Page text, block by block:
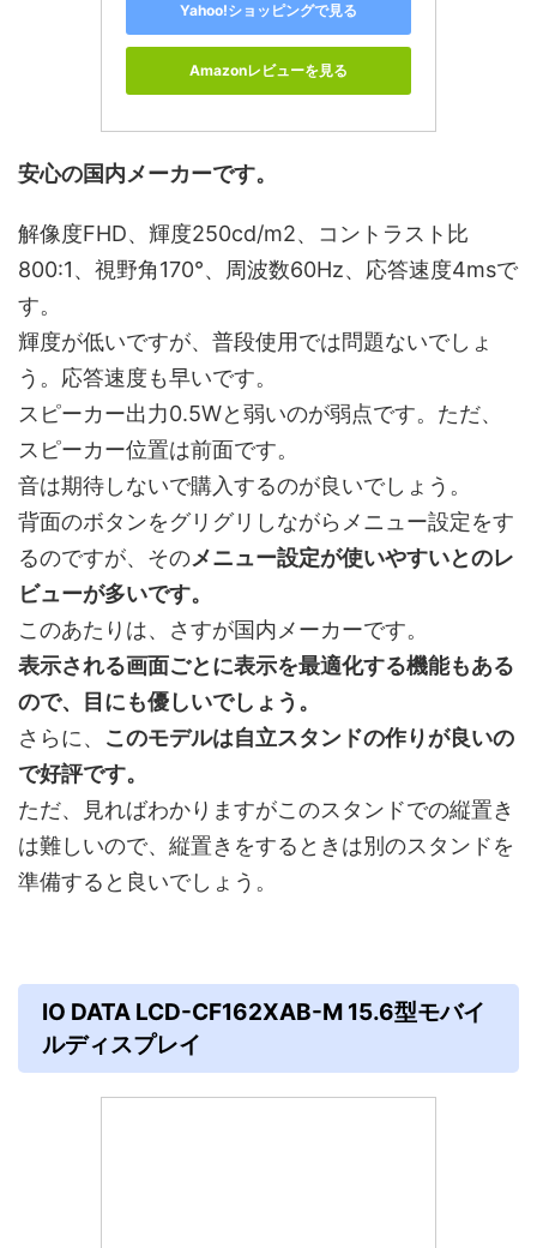
Yahoo!ショッピングで見る
Amazonレビューを見る
安心の国内メーカーです。
解像度FHD、輝度250cd/m2、コントラスト比
800:1、視野角170°、周波数60Hz、応答速度4msで
す。
輝度が低いですが、普段使用では問題ないでしょ
う。応答速度も早いです。
スピーカー出力0.5Wと弱いのが弱点です。ただ、
スピーカー位置は前面です。
音は期待しないで購入するのが良いでしょう。
背面のボタンをグリグリしながらメニュー設定をす
るのですが、そのメニュー設定が使いやすいとのレ
ビューが多いです。
このあたりは、さすが国内メーカーです。
表示される画面ごとに表示を最適化する機能もある
ので、目にも優しいでしょう。
さらに、 このモデルは自立スタンドの作りが良いの
で好評です。
ただ、見ればわかりますがこのスタンドでの縦置き
は難しいので、縦置きをするときは別のスタンドを
準備すると良いでしょう。
IO DATA LCD-CF162XAB-M 15.6型モバイ
ルディスプレイ